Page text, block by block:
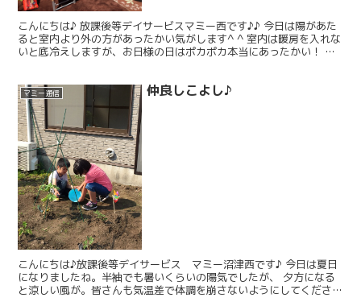
こんにちは♪ 放課後等デイサービスマミー西です♪♪ 今日は陽があた
ると室内より外の方があったかい気がします^ ^ 室内は暖房を入れな
いと底冷えしますが、お日様の日はポカポカ本当にあったかい！ と
マミー通信 仲良しこよし♪
こんにちは♪放課後等デイサービス マミー沼津西です♪ 今日は夏日
になりましたね。半袖でも暑いくらいの陽気でしたが、 夕方になる
と涼しい風が。皆さんも気温差で体調を崩さないようにしてください